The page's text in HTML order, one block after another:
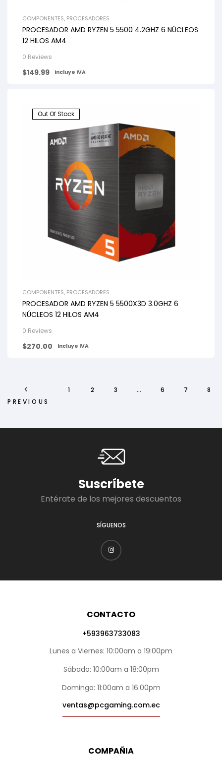
COMPONENTES, PROCESADORES
PROCESADOR AMD RYZEN 5 5500 4.2GHZ 6 NÚCLEOS
12 HILOS AM4
0 Reviews
$149.99 Incluye IVA
Out Of Stock
COMPONENTES, PROCESADORES
PROCESADOR AMD RYZEN 5 5500X3D 3.0GHZ 6
NÚCLEOS 12 HILOS AM4
0 Reviews
$270.00 Incluye IVA
PREVIOUS
1 2 3 … 6 7 8
Suscríbete
Entérate de los mejores descuentos
SÍGUENOS
COMPAÑIA
CONTACTO
+593963733083
Lunes a Viernes: 10:00am a 19:00pm
Sábado: 10:00am a 18:00pm
Domingo: 11:00am a 16:00pm
ventas@pcgaming.com.ec